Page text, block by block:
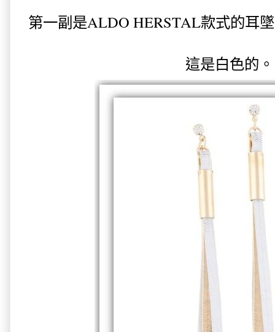
第一副是ALDO HERSTAL款式的耳墜
這是白色的。